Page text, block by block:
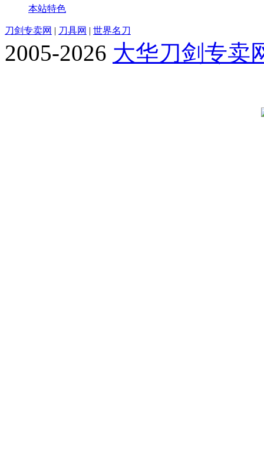
本站特色
刀剑专卖网 | 刀具网 | 世界名刀
2005-2026 大华刀剑专卖